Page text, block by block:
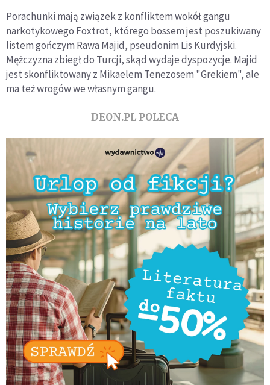
Porachunki mają związek z konfliktem wokół gangu
narkotykowego Foxtrot, którego bossem jest poszukiwany
listem gończym Rawa Majid, pseudonim Lis Kurdyjski.
Mężczyzna zbiegł do Turcji, skąd wydaje dyspozycje. Majid
jest skonfliktowany z Mikaelem Tenezosem "Grekiem", ale
ma też wrogów we własnym gangu.
DEON.PL POLECA